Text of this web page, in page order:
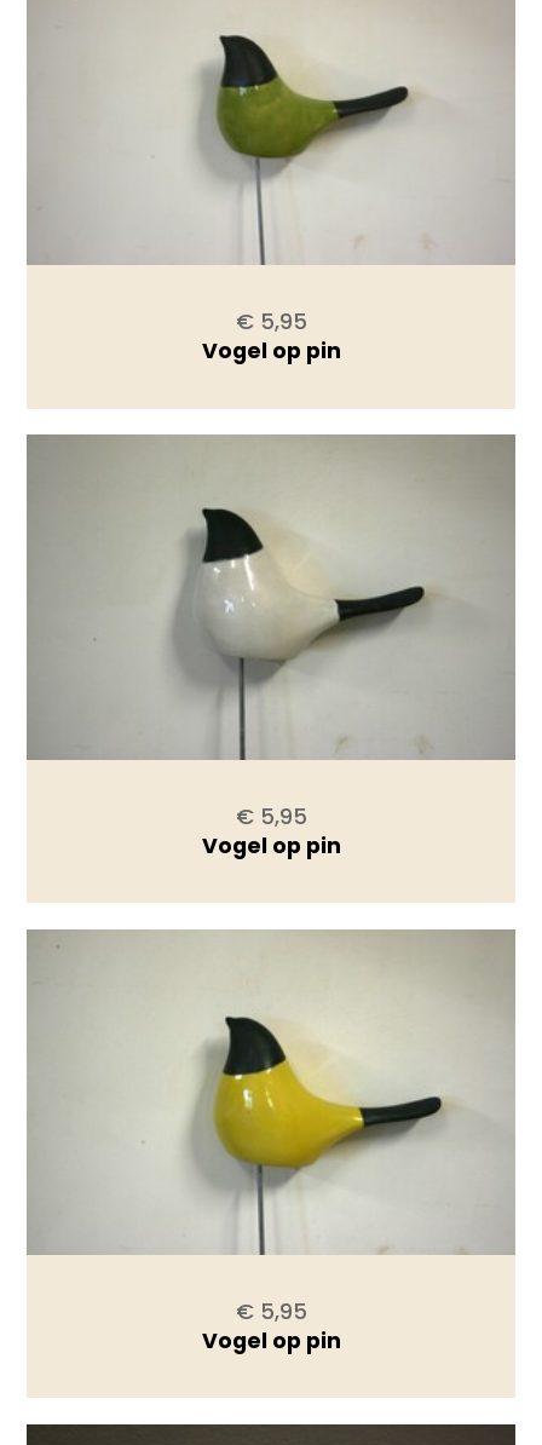
€ 5,95
Vogel op pin
€ 5,95
Vogel op pin
€ 5,95
Vogel op pin